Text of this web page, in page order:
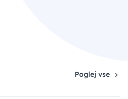
Poglej vse